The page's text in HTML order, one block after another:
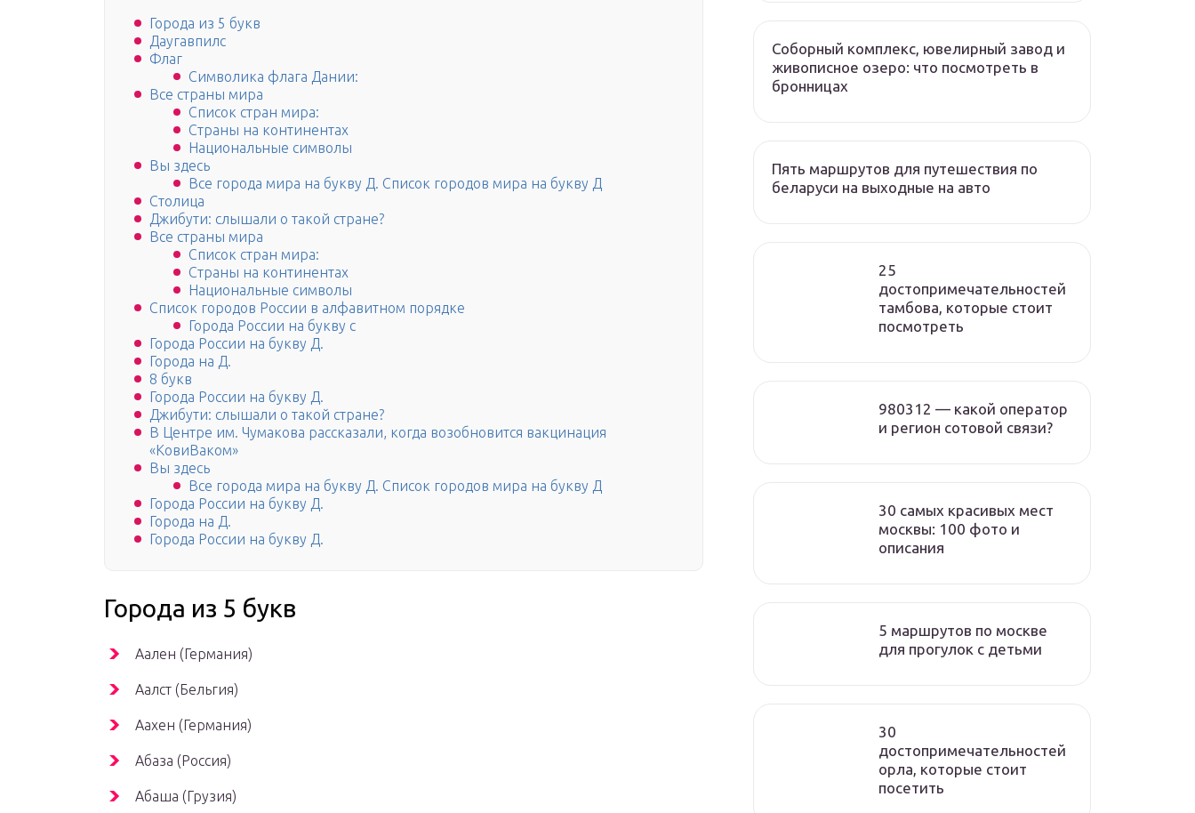
Города из 5 букв
Даугавпилс
Флаг
Символика флага Дании:
Все страны мира
Список стран мира:
Страны на континентах
Национальные символы
Вы здесь
Все города мира на букву Д. Список городов мира на букву Д
Столица
Джибути: слышали о такой стране?
Все страны мира
Список стран мира:
Страны на континентах
Национальные символы
Список городов России в алфавитном порядке
Города России на букву с
Города России на букву Д.
Города на Д.
8 букв
Города России на букву Д.
Джибути: слышали о такой стране?
В Центре им. Чумакова рассказали, когда возобновится вакцинация
«КовиВаком»
Вы здесь
Все города мира на букву Д. Список городов мира на букву Д
Города России на букву Д.
Города на Д.
Города России на букву Д.
Города из 5 букв
Аален (Германия)
Аалст (Бельгия)
Аахен (Германия)
Абаза (Россия)
Абаша (Грузия)
Соборный комплекс, ювелирный завод и
живописное озеро: что посмотреть в
бронницах
Пять маршрутов для путешествия по
беларуси на выходные на авто
25
достопримечательностей
тамбова, которые стоит
посмотреть
980312 — какой оператор
и регион сотовой связи?
30 самых красивых мест
москвы: 100 фото и
описания
5 маршрутов по москве
для прогулок с детьми
30
достопримечательностей
орла, которые стоит
посетить